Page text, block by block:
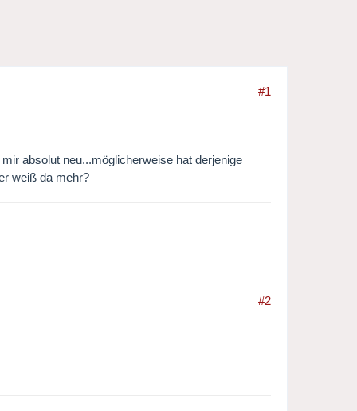
#1
absolut neu...möglicherweise hat derjenige
weiß da mehr?
#2